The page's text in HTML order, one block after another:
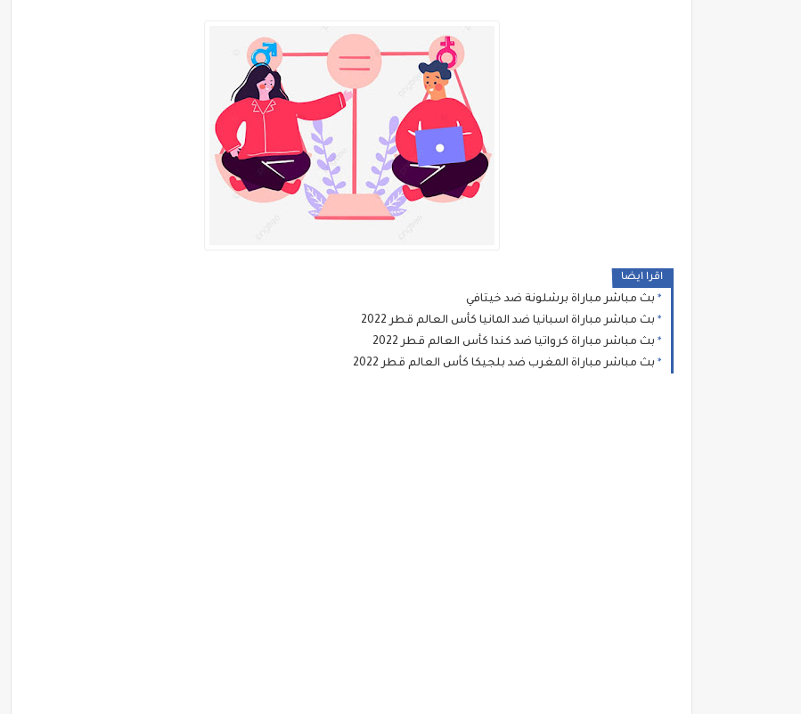
اقرا ايضا
بث مباشر مباراة برشلونة ضد خيتافي
بث مباشر مباراة اسبانيا ضد المانيا كأس العالم قطر 2022
بث مباشر مباراة كرواتيا ضد كندا كأس العالم قطر 2022
بث مباشر مباراة المغرب ضد بلجيكا كأس العالم قطر 2022